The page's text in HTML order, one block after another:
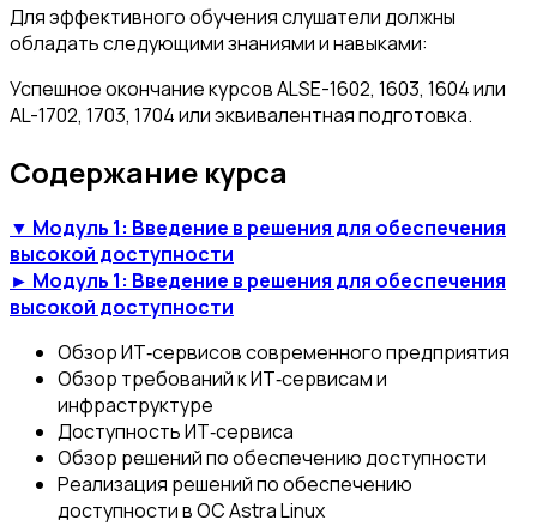
Для эффективного обучения слушатели должны
обладать следующими знаниями и навыками:
Успешное окончание курсов ALSE-1602, 1603, 1604 или
AL-1702, 1703, 1704 или эквивалентная подготовка.
Содержание курса
▼ Модуль 1: Введение в решения для обеспечения
высокой доступности
► Модуль 1: Введение в решения для обеспечения
высокой доступности
Обзор ИТ‑сервисов современного предприятия
Обзор требований к ИТ‑сервисам и
инфраструктуре
Доступность ИТ‑сервиса
Обзор решений по обеспечению доступности
Реализация решений по обеспечению
доступности в ОС Astra Linux